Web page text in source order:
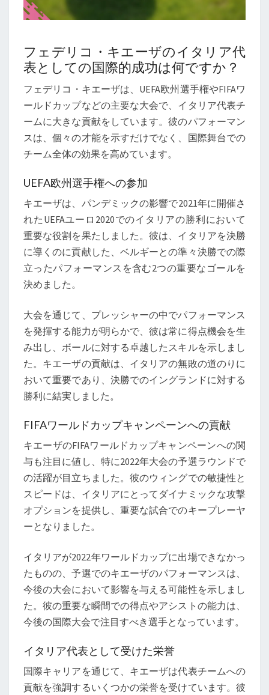
フェデリコ・キエーザのイタリア代
表としての国際的成功は何ですか？
フェデリコ・キエーザは、UEFA欧州選手権やFIFAワ
ールドカップなどの主要な大会で、イタリア代表チ
ームに大きな貢献をしています。彼のパフォーマン
スは、個々の才能を示すだけでなく、国際舞台での
チーム全体の効果を高めています。
UEFA欧州選手権への参加
キエーザは、パンデミックの影響で2021年に開催さ
れたUEFAユーロ2020でのイタリアの勝利において
重要な役割を果たしました。彼は、イタリアを決勝
に導くのに貢献した、ベルギーとの準々決勝での際
立ったパフォーマンスを含む2つの重要なゴールを
決めました。
大会を通じて、プレッシャーの中でパフォーマンス
を発揮する能力が明らかで、彼は常に得点機会を生
み出し、ボールに対する卓越したスキルを示しまし
た。キエーザの貢献は、イタリアの無敗の道のりに
おいて重要であり、決勝でのイングランドに対する
勝利に結実しました。
FIFAワールドカップキャンペーンへの貢献
キエーザのFIFAワールドカップキャンペーンへの関
与も注目に値し、特に2022年大会の予選ラウンドで
の活躍が目立ちました。彼のウィングでの敏捷性と
スピードは、イタリアにとってダイナミックな攻撃
オプションを提供し、重要な試合でのキープレーヤ
ーとなりました。
イタリアが2022年ワールドカップに出場できなかっ
たものの、予選でのキエーザのパフォーマンスは、
今後の大会において影響を与える可能性を示しまし
た。彼の重要な瞬間での得点やアシストの能力は、
今後の国際大会で注目すべき選手となっています。
イタリア代表として受けた栄誉
国際キャリアを通じて、キエーザは代表チームへの
貢献を強調するいくつかの栄誉を受けています。彼